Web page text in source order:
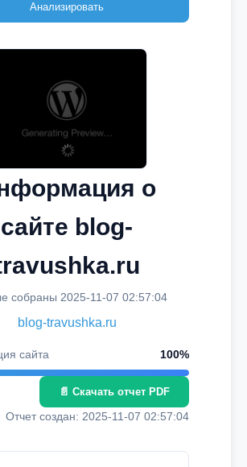
Анализировать
о
сайте blog-
собраны 2025-11-07 02:57:04
blog-travushka.ru
сайта 100%
📄 Скачать отчет PDF
Отчет создан: 2025-11-07 02:57:04